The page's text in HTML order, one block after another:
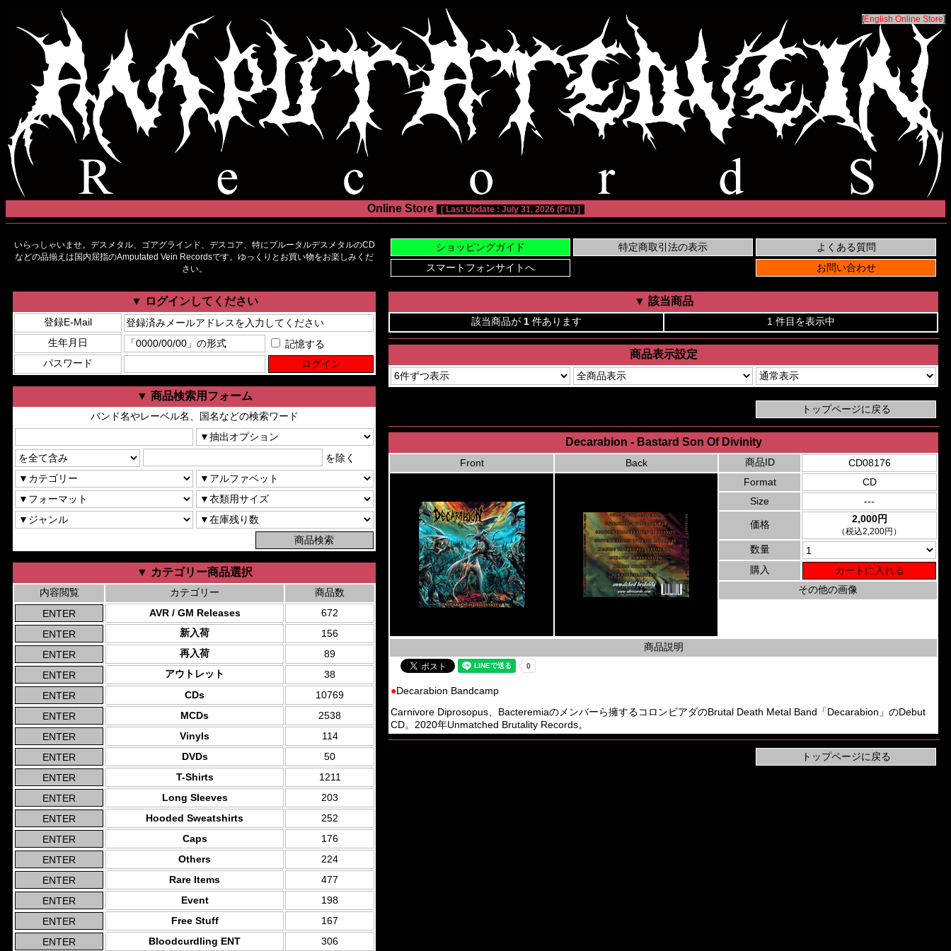
[English Online Store]
Online Store [ Last Update : July 31, 2026 (Fri.) ]
いらっしゃいませ。デスメタル、ゴアグラインド、デスコア、特にブルータルデスメタルのCD
などの品揃えは国内屈指のAmputated Vein Recordsです。ゆっくりとお買い物をお楽しみくだ
さい。
▼ ログインしてください
登録E-Mail
生年月日
記憶する
パスワード
▼ 商品検索用フォーム
バンド名やレーベル名、国名などの検索ワード
を除く
▼ カテゴリー商品選択
内容閲覧 カテゴリー
商品数
AVR / GM Releases
672
新入荷
156
再入荷
89
アウトレット
38
CDs
10769
MCDs
2538
Vinyls
114
DVDs
50
T-Shirts
1211
Long Sleeves
203
Hooded Sweatshirts
252
Caps
176
Others
224
Rare Items
477
Event
198
Free Stuff
167
Bloodcurdling ENT
306
▼ 該当商品
該当商品が 1 件あります 1 件目を表示中
商品表示設定
Decarabion - Bastard Son Of Divinity
Front Back 商品ID
CD08176
Format
CD
Size
---
価格 2,000円
（税込2,200円）
数量
購入
その他の画像
商品説明
●Decarabion Bandcamp
Carnivore Diprosopus、Bacteremiaのメンバーら擁するコロンビアダのBrutal Death Metal Band「Decarabion」のDebut
CD。2020年Unmatched Brutality Records。